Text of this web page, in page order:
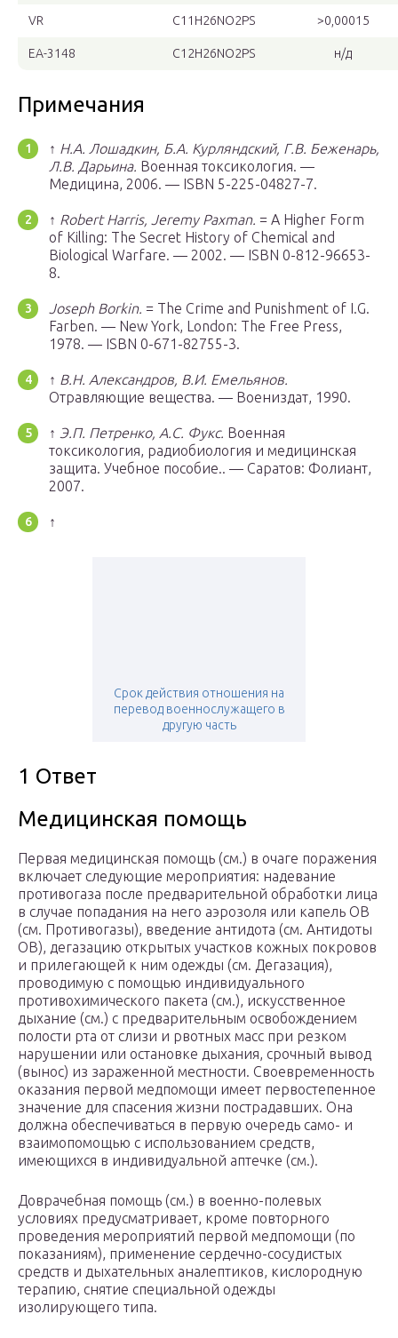
VR C11 H26NO2PS >0,00015
EA-3148 C12H26NO2PS н/д
Примечания
↑ Н.А. Лошадкин, Б.А. Курляндский, Г.В. Беженарь,
Л.В. Дарьина. Военная токсикология. —
Медицина, 2006. — ISBN 5-225-04827-7.
↑ Robert Harris, Jeremy Paxman. = A Higher Form
of Killing: The Secret History of Chemical and
Biological Warfare. — 2002. — ISBN 0-812-96653-
8.
Joseph Borkin. = The Crime and Punishment of I.G.
Farben. — New York, London: The Free Press,
1978. — ISBN 0-671-82755-3.
↑ В.Н. Александров, В.И. Емельянов.
Отравляющие вещества. — Воениздат, 1990.
↑ Э.П. Петренко, А.С. Фукс. Военная
токсикология, радиобиология и медицинская
защита. Учебное пособие.. — Саратов: Фолиант,
2007.
↑
Срок действия отношения на
перевод военнослужащего в
другую часть
1 Ответ
Медицинская помощь
Первая медицинская помощь (см.) в очаге поражения
включает следующие мероприятия: надевание
противогаза после предварительной обработки лица
в случае попадания на него аэрозоля или капель ОВ
(см. Противогазы), введение антидота (см. Антидоты
ОВ), дегазацию открытых участков кожных покровов
и прилегающей к ним одежды (см. Дегазация),
проводимую с помощью индивидуального
противохимического пакета (см.), искусственное
дыхание (см.) с предварительным освобождением
полости рта от слизи и рвотных масс при резком
нарушении или остановке дыхания, срочный вывод
(вынос) из зараженной местности. Своевременность
оказания первой медпомощи имеет первостепенное
значение для спасения жизни пострадавших. Она
должна обеспечиваться в первую очередь само- и
взаимопомощью с использованием средств,
имеющихся в индивидуальной аптечке (см.).
Доврачебная помощь (см.) в военно-полевых
условиях предусматривает, кроме повторного
проведения мероприятий первой медпомощи (по
показаниям), применение сердечно-сосудистых
средств и дыхательных аналептиков, кислородную
терапию, снятие специальной одежды
изолирующего типа.